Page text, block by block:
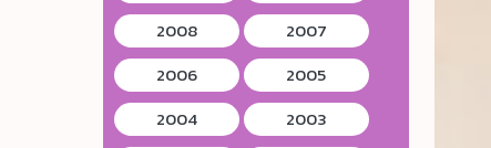
2008
2007
2006
2005
2004
2003